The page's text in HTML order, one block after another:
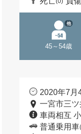
45～54歳
他
2020年7月
一宮市三
車両相互
普通乗用車